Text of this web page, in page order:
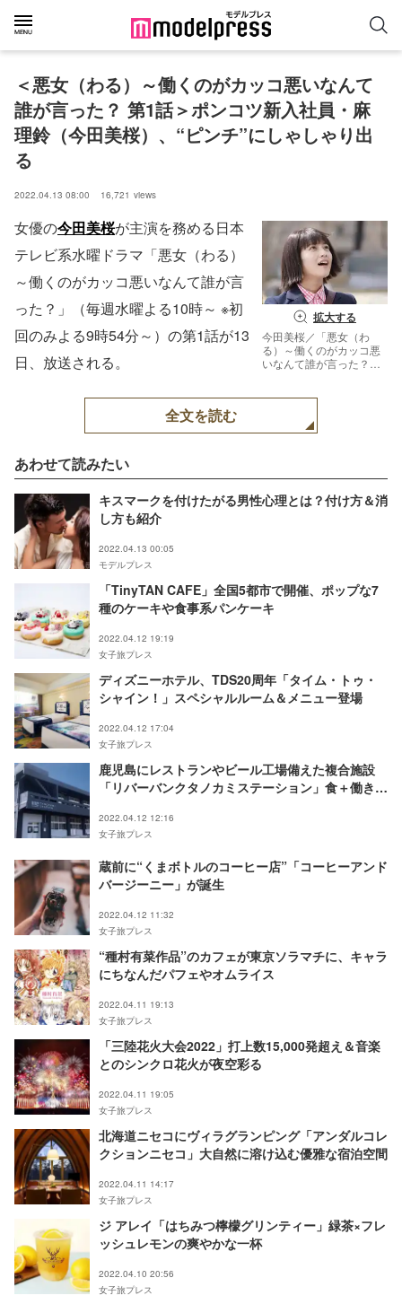
＜悪女（わる）～働くのがカッコ悪いなんて
誰が言った？ 第1話＞ポンコツ新入社員・麻
理鈴（今田美桜）、“ピンチ”にしゃしゃり出
る
2022.04.13 08:00 16,721 views
拡大する
今田美桜／「悪女（わ
る）～働くのがカッコ悪
いなんて誰が言った？
女優の今田美桜が主演を務める日本
テレビ系水曜ドラマ「悪女（わる）
～働くのがカッコ悪いなんて誰が言
った？」（毎週水曜よる10時～ ※初
回のみよる9時54分～）の第1話が13
日、放送される。
全文を読む
あわせて読みたい
キスマークを付けたがる男性心理とは？付け方＆消
し方も紹介
2022.04.13 00:05
モデルプレス
「TinyTAN CAFE」全国5都市で開催、ポップな7
種のケーキや食事系パンケーキ
2022.04.12 19:19
女子旅プレス
ディズニーホテル、TDS20周年「タイム・トゥ・
シャイン！」スペシャルルーム＆メニュー登場
2022.04.12 17:04
女子旅プレス
鹿児島にレストランやビール工場備えた複合施設
「リバーバンクタノカミステーション」食＋働き方
2022.04.12 12:16
女子旅プレス
蔵前に“くまボトルのコーヒー店”「コーヒーアンド
バージーニー」が誕生
2022.04.12 11:32
女子旅プレス
“種村有菜作品”のカフェが東京ソラマチに、キャラ
にちなんだパフェやオムライス
2022.04.11 19:13
女子旅プレス
「三陸花火大会2022」打上数15,000発超え＆音楽
とのシンクロ花火が夜空彩る
2022.04.11 19:05
女子旅プレス
北海道ニセコにヴィラグランピング「アンダルコレ
クションニセコ」大自然に溶け込む優雅な宿泊空間
2022.04.11 14:17
女子旅プレス
ジ アレイ「はちみつ檸檬グリンティー」緑茶×フレ
ッシュレモンの爽やかな一杯
2022.04.10 20:56
女子旅プレス